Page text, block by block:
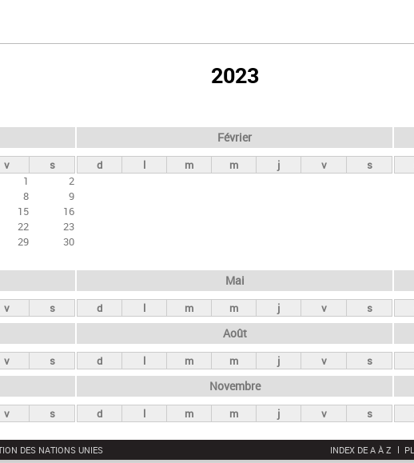
2023
v
s
1
2
8
9
15
16
22
23
29
30
Février
d l m m j v s
v s
Mai
d l m m j v s
v s
Août
d l m m j v s
v s
Novembre
d l m m j v s
DES NATIONS UNIES INDEX DE A À Z